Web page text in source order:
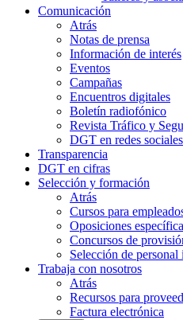
Comunicación
Atrás
Notas de prensa
Información de interés
Eventos
Campañas
Encuentros digitales
Boletín radiofónico
Revista Tráfico y
DGT en redes sociales
Transparencia
DGT en cifras
Selección y formación
Atrás
Cursos para
Oposiciones
Concursos de
Selección de personal
Trabaja con nosotros
Atrás
Recursos para
Factura electrónica